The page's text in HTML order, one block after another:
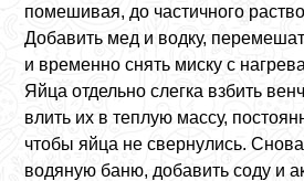
помешивая, до частичного
Добавить мед и водку,
и временно снять миску с
Яйца отдельно слегка взбить
влить их в теплую массу,
чтобы яйца не свернулись.
водяную баню, добавить соду и